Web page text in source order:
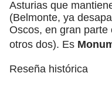
Asturias que
(Belmonte, ya
Oscos, en gran
otros dos). Es
Reseña histórica